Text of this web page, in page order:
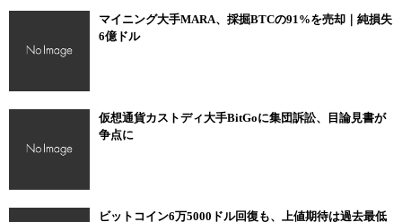
マイニング大手MARA、採掘BTCの91%を売却｜純損失
6億ドル
仮想通貨カストディ大手BitGoに集団訴訟、目論見書が
争点に
ビットコイン6万5000ドル回復も、上値期待は過去最低